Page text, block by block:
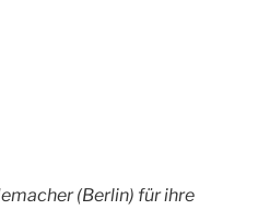
(Berlin) für ihre